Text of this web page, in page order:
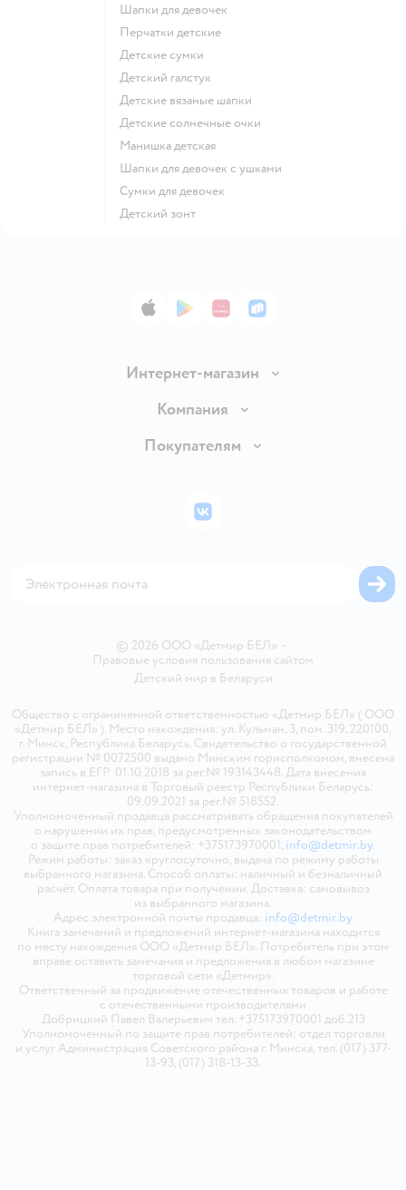
Шапки для девочек
Перчатки детские
Детские сумки
Детский галстук
Детские вязаные шапки
Детские солнечные очки
Манишка детская
Шапки для девочек с ушками
Сумки для девочек
Детский зонт
App StoreGoogle Play
AppGallery
RuStore
Интернет-магазин
Доставка и оплата
Правила продажи
Политика использования файлов cookie
Компания
Вакансии
Покупателям
Бонусные карты
© 2026 ООО «Детмир БЕЛ» •
Правовые условия пользования сайтом
Детский мир в Беларуси
Общество с ограниченной ответственностью «Детмир БЕЛ» ( ООО
«Детмир БЕЛ» ). Место нахождения: ул. Кульман, 3, пом. 319, 220100,
г. Минск, Республика Беларусь. Свидетельство о государственной
регистрации № 0072500 выдано Минским горисполкомом, внесена
запись в ЕГР 01.10.2018 за рег.№ 193143448. Дата внесения
интернет-магазина в Торговый реестр Республики Беларусь:
09.09.2021 за рег.№ 518552.
Уполномоченный продавца рассматривать обращения покупателей
о нарушении их прав, предусмотренных законодательством
о защите прав потребителей: +375173970001, info@detmir.by.
Режим работы: заказ круглосуточно, выдача по режиму работы
выбранного магазина. Способ оплаты: наличный и безналичный
расчёт. Оплата товара при получении. Доставка: самовывоз
из выбранного магазина.
Адрес электронной почты продавца: info@detmir.by
Книга замечаний и предложений интернет-магазина находится
по месту нахождения ООО «Детмир БЕЛ». Потребитель при этом
вправе оставить замечания и предложения в любом магазине
торговой сети «Детмир».
Ответственный за продвижение отечественных товаров и работе
с отечественными производителями
Добрицкий Павел Валерьевич тел. +375173970001 доб.213
Уполномоченный по защите прав потребителей: отдел торговли
и услуг Администрация Советского района г. Минска, тел. (017) 377-
13-93, (017) 318-13-33.
ВКонтакте